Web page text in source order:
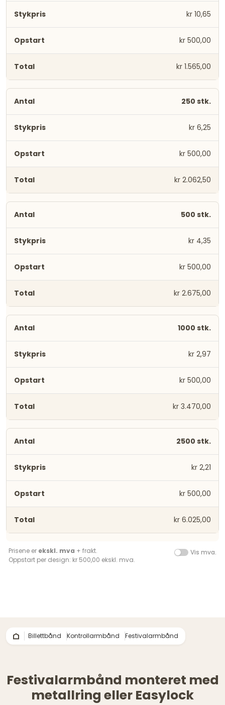
kr 10,65
kr 500,00
kr 1.565,00
250 stk.
kr 6,25
kr 500,00
kr 2.062,50
500 stk.
kr 4,35
kr 500,00
kr 2.675,00
1000 stk.
kr 2,97
kr 500,00
kr 3.470,00
2500 stk.
kr 2,21
kr 500,00
kr 6.025,00
Prisene er ekskl. mva + frakt.
Oppstart per design: kr 500,00 ekskl. mva.
Vis mva.
Billettbånd Kontrollarmbånd Festivalarmbånd
Festivalarmbånd monteret med
metallring eller Easylock